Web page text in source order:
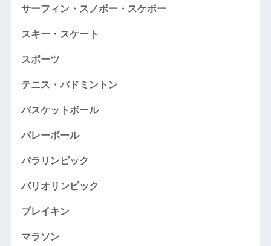
サーフィン・スノボー・スケボー
スキー・スケート
スポーツ
テニス・バドミントン
バスケットボール
バレーボール
パラリンピック
パリオリンピック
ブレイキン
マラソン